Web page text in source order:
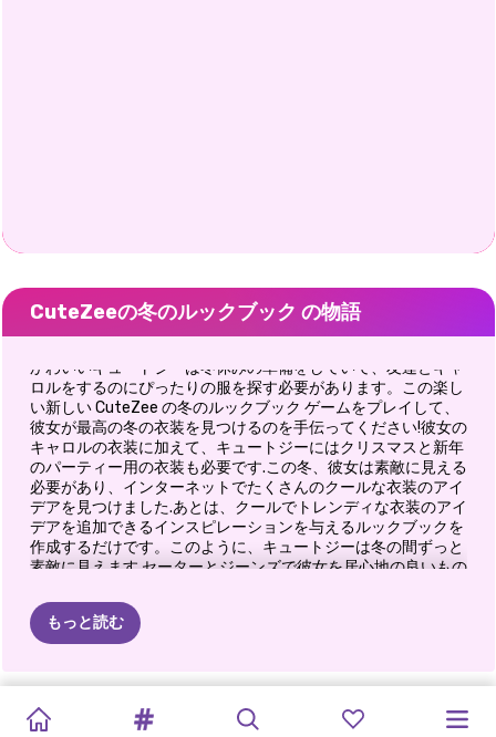
CuteZeeの冬のルックブック の物語
かわいいキュートジーは冬休みの準備をしていて、友達とキャ
ロルをするのにぴったりの服を探す必要があります。この楽し
い新しい CuteZee の冬のルックブック ゲームをプレイして、
彼女が最高の冬の衣装を見つけるのを手伝ってください!彼女の
キャロルの衣装に加えて、キュートジーにはクリスマスと新年
のパーティー用の衣装も必要です.この冬、彼女は素敵に見える
必要があり、インターネットでたくさんのクールな衣装のアイ
デアを見つけました.あとは、クールでトレンディな衣装のアイ
デアを追加できるインスピレーションを与えるルックブックを
作成するだけです。このように、キュートジーは冬の間ずっと
素敵に見えます.セーターとジーンズで彼女を居心地の良いもの
してください.彼女のルックブックからインスピレーションを得
て、このかわいこちゃんがそれらを再現するのを手伝ってくだ
さい.楽しむ！
もっと読む
新春キラキラ
フェス
ボックス：ク
ー・ウィンタ
プリンセス
マリネットの
冬休み:
ルの忘れられ
冷凍クリスマ
ス:
シスターズ冬
休みドラマ
ゲット・レデ
ィ・ウィズ・
姉妹の冬の脱
シスターズ